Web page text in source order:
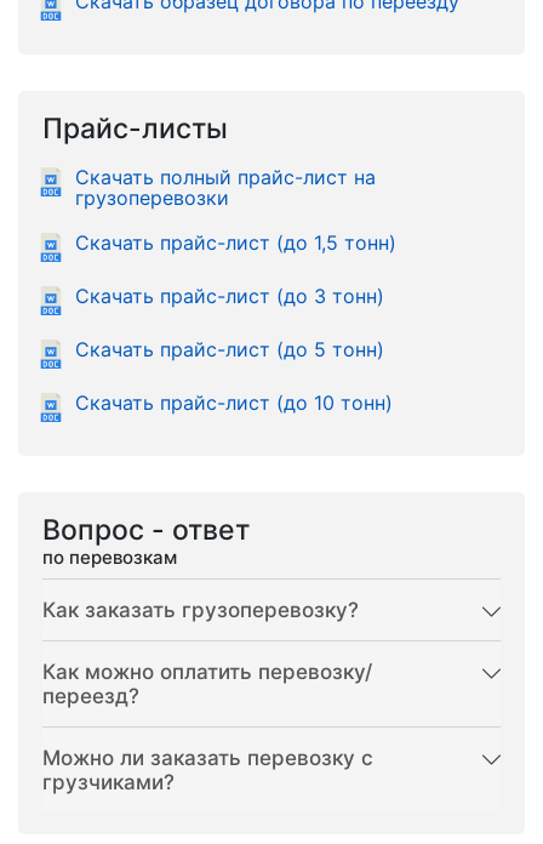
Прайс-листы
Скачать полный прайс-лист на
грузоперевозки
Скачать прайс-лист (до 1,5 тонн)
Скачать прайс-лист (до 3 тонн)
Скачать прайс-лист (до 5 тонн)
Скачать прайс-лист (до 10 тонн)
Вопрос - ответ
по перевозкам
Как заказать грузоперевозку?
Как можно оплатить перевозку/
переезд?
Можно ли заказать перевозку с
грузчиками?